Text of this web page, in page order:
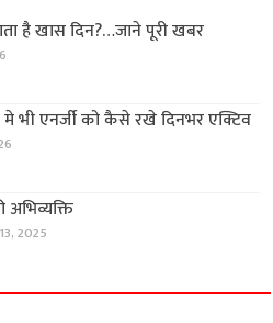
है खास दिन?…जाने पूरी खबर
मे भी एनर्जी को कैसे रखे दिनभर एक्टिव
2025